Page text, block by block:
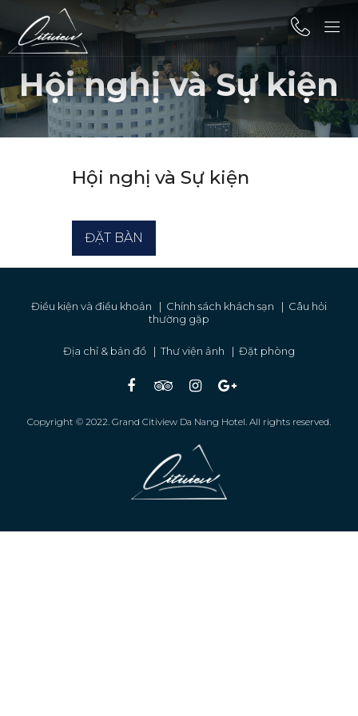
Hội nghị và Sự kiện
Hội nghị và Sự kiện
ĐẶT BÀN
Điều kiện và điều khoản | Chính sách khách sạn | Câu hỏi
thường gặp
Địa chỉ & bản đồ | Thư viện ảnh | Đặt phòng
Copyright © 2022. Grand Citiview Da Nang Hotel. All rights reserved.